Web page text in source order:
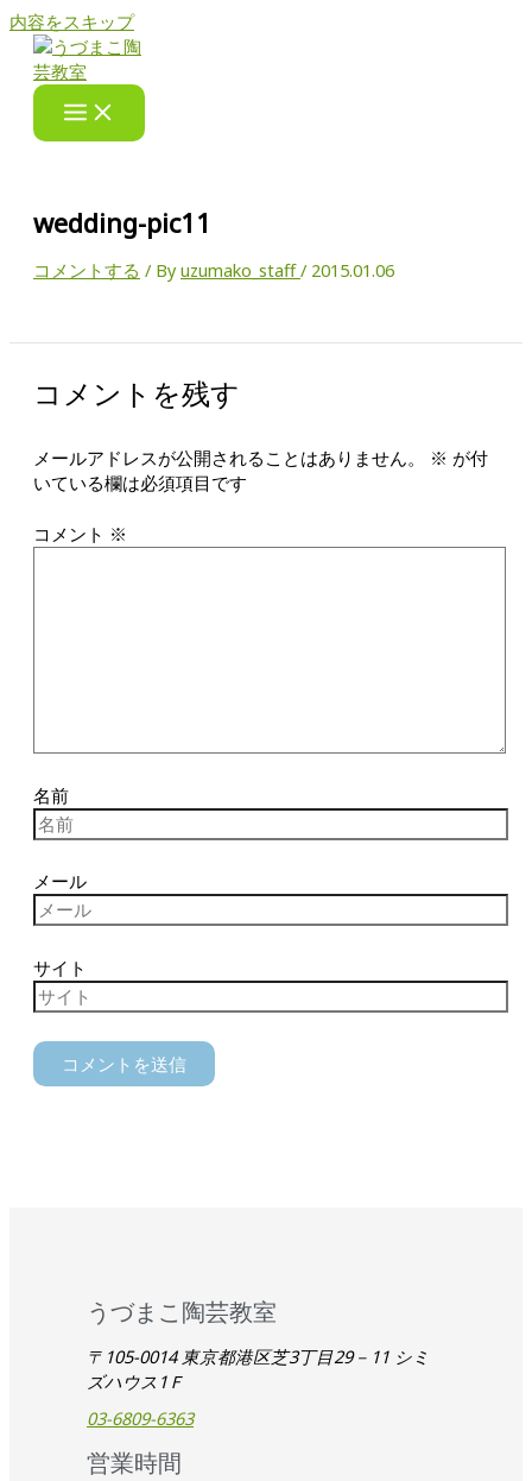
内容をスキップ
wedding-pic11
コメントする / Byuzumako_staff/ 2015.01.06
コメントを残す
メールアドレスが公開されることはありません。 ※ が付
いている欄は必須項目です
コメント ※
名前
メール
サイト
うづまこ陶芸教室
〒105-0014 東京都港区芝3丁目29－11 シミ
ズハウス1Ｆ
03-6809-6363
営業時間